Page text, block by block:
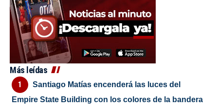
Más leídas
Santiago Matías encenderá las luces del
Empire State Building con los colores de la bandera